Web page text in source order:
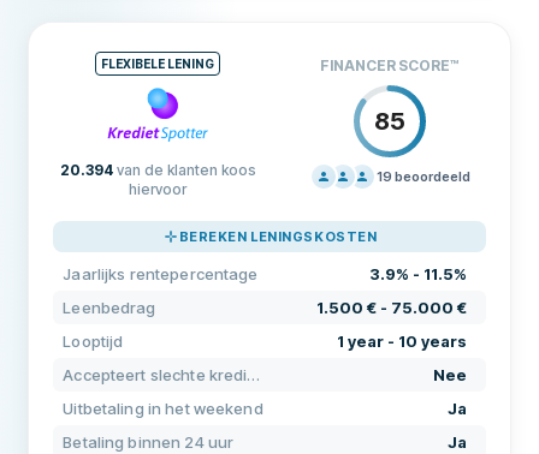
Jaarlijks rentepercentage 7.1% - 14%
Afsluitkosten
Maandelijkse kosten 0
Minimumleeftijd 18
Nationale bank vereist Ja
Nationaal telefoonnummer vereist
Burgerschap vereist Ja
FLEXIBELE LENING
20.394van de klanten koos
hiervoor
BEREKEN LENINGSKOSTEN
Jaarlijks rentepercentage
3.9% - 11.5%
Leenbedrag
1.500 € - 75.000 €
Looptijd
1 year - 10 years
Accepteert slechte kredietgeschiedenis
Nee
Uitbetaling in het weekend
Ja
Betaling binnen 24 uur
Ja
FINANCER SCORE™
85
19 beoordeeld
ONDERSTEUNING
VOORWAARDEN
ERVARING